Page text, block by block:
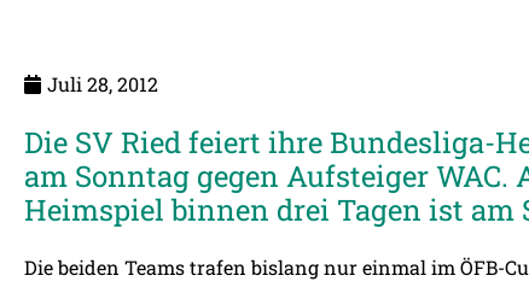
Juli 28, 2012
Die SV Ried feiert ihre Bundesliga-
am Sonntag gegen Aufsteiger
Heimspiel binnen drei Tagen ist am
Die beiden Teams trafen bislang nur einmal im ÖFB-